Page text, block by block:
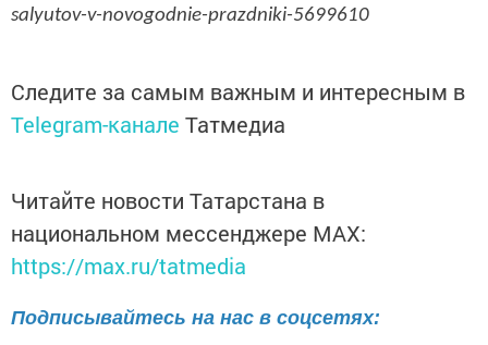
salyutov-v-novogodnie-prazdniki-5699610
Следите за самым важным и интересным в
Telegram-канале Татмедиа
Читайте новости Татарстана в
национальном мессенджере MАХ:
https://max.ru/tatmedia
Подписывайтесь на нас в соцсетях: